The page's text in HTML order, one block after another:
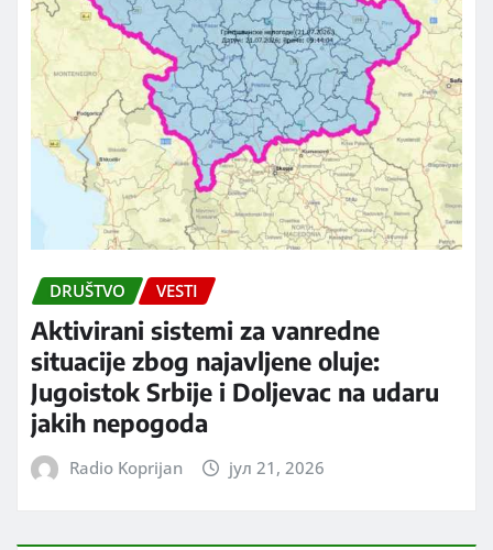
DRUŠTVO VESTI
Aktivirani sistemi za vanredne
situacije zbog najavljene oluje:
Jugoistok Srbije i Doljevac na udaru
jakih nepogoda
Radio Koprijan јул 21, 2026